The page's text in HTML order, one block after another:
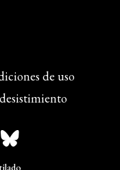
de uso